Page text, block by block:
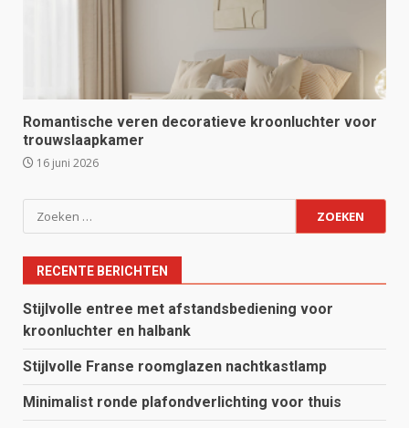
Romantische veren decoratieve kroonluchter voor
trouwslaapkamer
16 juni 2026
Zoeken
naar:
RECENTE BERICHTEN
Stijlvolle entree met afstandsbediening voor
kroonluchter en halbank
Stijlvolle Franse roomglazen nachtkastlamp
Minimalist ronde plafondverlichting voor thuis